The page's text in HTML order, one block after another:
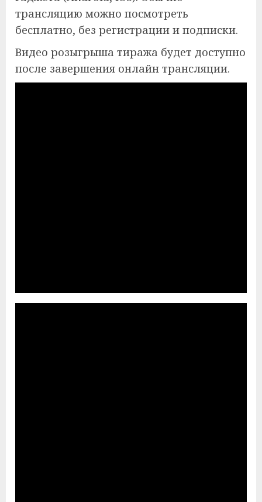
трансляцию можно посмотреть
бесплатно, без регистрации и подписки.
Видео розыгрыша тиража будет доступно
после завершения онлайн трансляции.